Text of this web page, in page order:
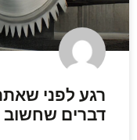
רגע לפני
דברים שחשוב